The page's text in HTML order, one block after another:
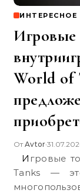
ИНТЕРЕСНОЕ
Игровые
World of
ОтAvtor•
Игровые товары для World of Tanks World of
Tanks —